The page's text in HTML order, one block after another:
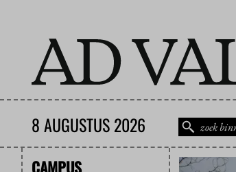
8 AUGUSTUS 2026
CAMPUS